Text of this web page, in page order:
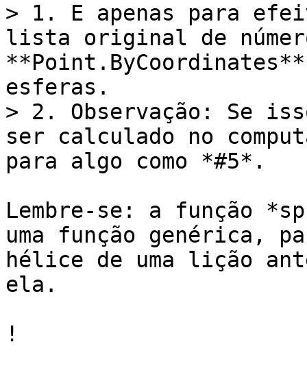
> 1. E apenas para
lista original de
esferas.
> 2. Observação: Se
ser calculado no
para algo como *#5*.
Lembre-se: a função
uma função genérica,
hélice de uma lição
ela.
!